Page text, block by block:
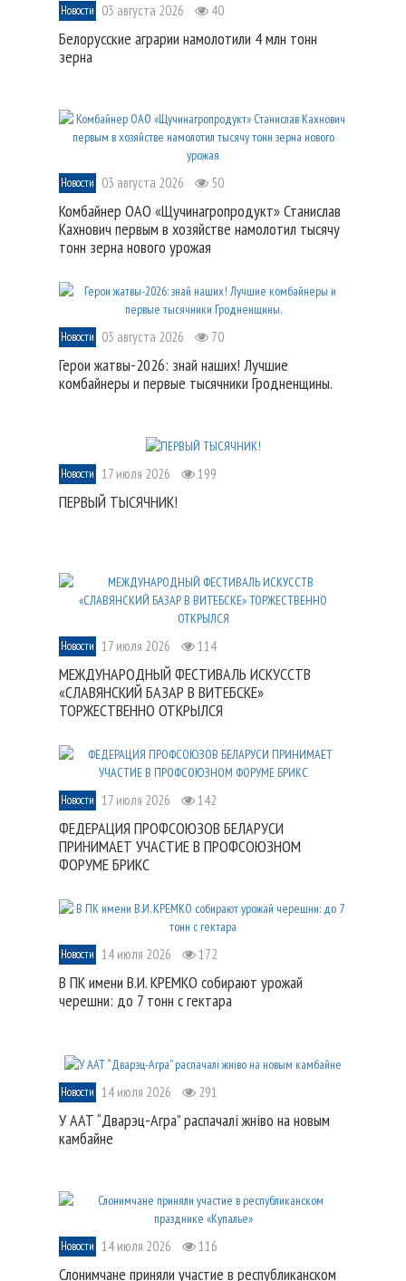
Новости 03 августа 2026 40
Белорусские аграрии намолотили 4 млн тонн
зерна
Новости 03 августа 2026 50
Комбайнер ОАО «Щучинагропродукт» Станислав
Кахнович первым в хозяйстве намолотил тысячу
тонн зерна нового урожая
Новости 03 августа 2026 70
Герои жатвы-2026: знай наших! Лучшие
комбайнеры и первые тысячники Гродненщины.
Новости 17 июля 2026 199
ПЕРВЫЙ ТЫСЯЧНИК!
Новости 17 июля 2026 114
МЕЖДУНАРОДНЫЙ ФЕСТИВАЛЬ ИСКУССТВ
«СЛАВЯНСКИЙ БАЗАР В ВИТЕБСКЕ»
ТОРЖЕСТВЕННО ОТКРЫЛСЯ
Новости 17 июля 2026 142
ФЕДЕРАЦИЯ ПРОФСОЮЗОВ БЕЛАРУСИ
ПРИНИМАЕТ УЧАСТИЕ В ПРОФСОЮЗНОМ
ФОРУМЕ БРИКС
Новости 14 июля 2026 172
В ПК имени В.И. КРЕМКО собирают урожай
черешни: до 7 тонн с гектара
Новости 14 июля 2026 291
У ААТ “Дварэц-Агра” распачалі жніво на новым
камбайне
Новости 14 июля 2026 116
Слонимчане приняли участие в республиканском